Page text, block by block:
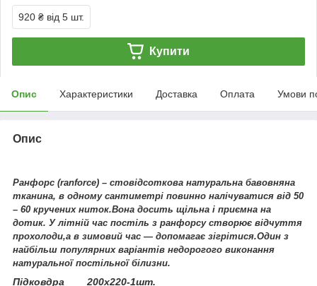
920 ₴ від 5 шт.
Купити
Опис Характеристики Доставка Оплата Умови
Опис
Ранфорс (ranforce) – стовідсоткова натуральна бавовняна
тканина, в одному сантиметрі повинно налічуватися від 50
– 60 кручених ниток.Вона досить щільна і приємна на
дотик. У літній час постіль з ранфорсу створює відчуття
прохолоди,а в зимовий час ― допомагає зігрітися.Один з
найбільш популярних варіантів недорогого виконання
натуральної постільної білизни.
Підковдра 200х220-1шт.